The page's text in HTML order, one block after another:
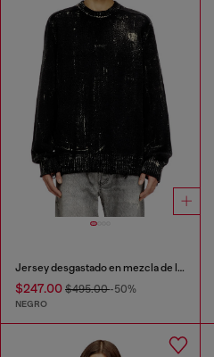
Jersey desgastado en mezcla de lana
$247.00 $495.00-50%
NEGRO